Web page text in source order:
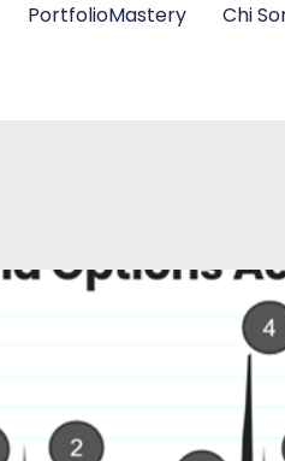
PortfolioMastery Chi